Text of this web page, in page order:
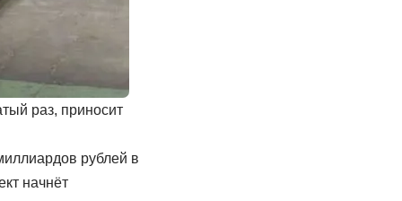
раз, приносит
рублей в
начнёт